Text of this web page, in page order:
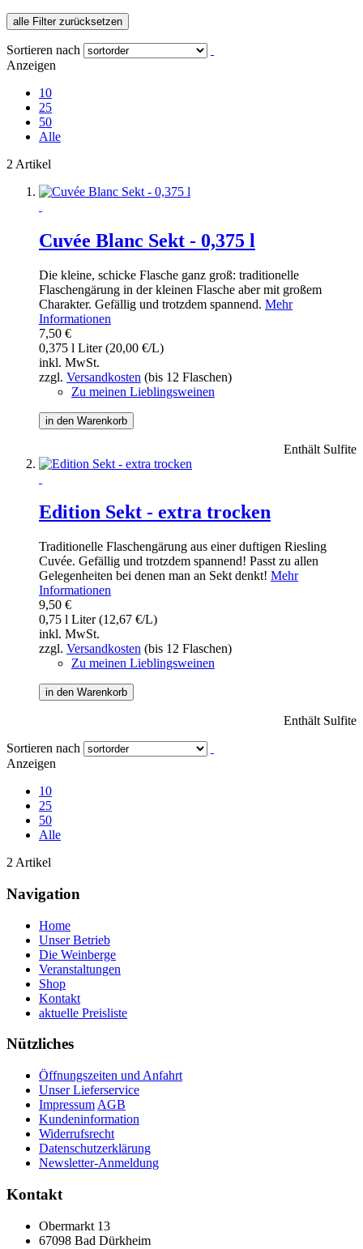
alle Filter zurücksetzen
Sortieren nach
Anzeigen
10
25
50
Alle
2 Artikel
Cuvée Blanc Sekt - 0,375 l
Die kleine, schicke Flasche ganz groß: traditionelle
Flaschengärung in der kleinen Flasche aber mit großem
Charakter. Gefällig und trotzdem spannend. Mehr
Informationen
7,50 €
0,375 l Liter (20,00 €/L)
inkl. MwSt.
zzgl. Versandkosten (bis 12 Flaschen)
Zu meinen Lieblingsweinen
in den Warenkorb
Enthält Sulfite
Edition Sekt - extra trocken
Traditionelle Flaschengärung aus einer duftigen Riesling
Cuvée. Gefällig und trotzdem spannend! Passt zu allen
Gelegenheiten bei denen man an Sekt denkt! Mehr
Informationen
9,50 €
0,75 l Liter (12,67 €/L)
inkl. MwSt.
zzgl. Versandkosten (bis 12 Flaschen)
Zu meinen Lieblingsweinen
in den Warenkorb
Enthält Sulfite
Sortieren nach
Anzeigen
10
25
50
Alle
2 Artikel
Navigation
Home
Unser Betrieb
Die Weinberge
Veranstaltungen
Shop
Kontakt
aktuelle Preisliste
Nützliches
Öffnungszeiten und Anfahrt
Unser Lieferservice
Impressum AGB
Kundeninformation
Widerrufsrecht
Datenschutzerklärung
Newsletter-Anmeldung
Kontakt
Obermarkt 13
67098 Bad Dürkheim